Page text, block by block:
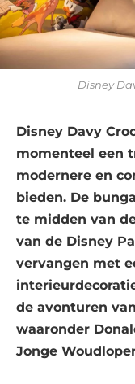
Disney
Disney Davy
momenteel een
modernere en
bieden. De
te midden van
van de Disney
vervangen met
de avonturen
waaronder
Jonge